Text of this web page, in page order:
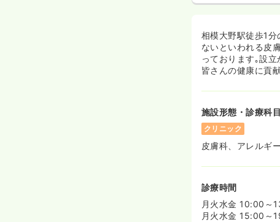
相模大野駅徒歩1
ないといわれる皮
っております｡設
皆さんの健康に貢
施設形態・診療科目
クリニック
皮膚科、アレルギ
診療時間
月火水金 10:00～
月火水金 15:00～